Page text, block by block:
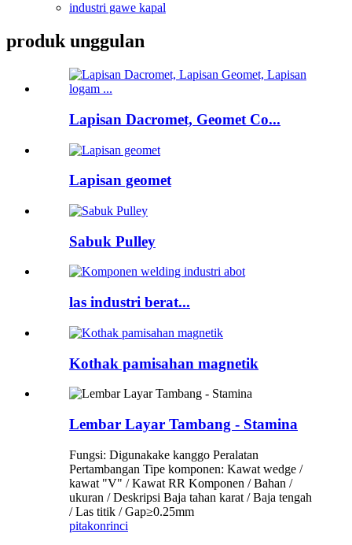
industri gawe kapal
produk unggulan
Lapisan Dacromet, Geomet Co...
Lapisan geomet
Sabuk Pulley
las industri berat...
Kothak pamisahan magnetik
Lembar Layar Tambang - Stamina
Fungsi: Digunakake kanggo Peralatan
Pertambangan Tipe komponen: Kawat wedge /
kawat "V" / Kawat RR Komponen / Bahan /
ukuran / Deskripsi Baja tahan karat / Baja tengah
/ Las titik / Gap≥0.25mm
pitakonrinci